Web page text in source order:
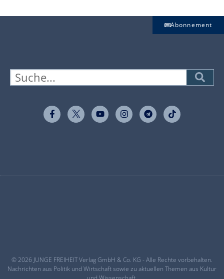
Abonnement
© 2026 JUNGE FREIHEIT Verlag GmbH & Co. KG - Alle Rechte vorbehalten.
Nachrichten aus Politik und Wirtschaft sowie zu aktuellen Themen aus Kultur